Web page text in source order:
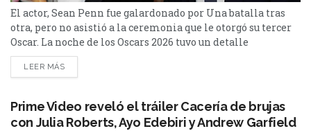
El actor, Sean Penn fue galardonado por Una batalla tras
otra, pero no asistió a la ceremonia que le otorgó su tercer
Oscar. La noche de los Oscars 2026 tuvo un detalle
inesperado: el ganador a Mejor actor de reparto no estaba
en el teatro para recibir su premio. Se distinguió a Sean
LEER MÁS
Prime Video reveló el tráiler Cacería de brujas
con Julia Roberts, Ayo Edebiri y Andrew Garfield